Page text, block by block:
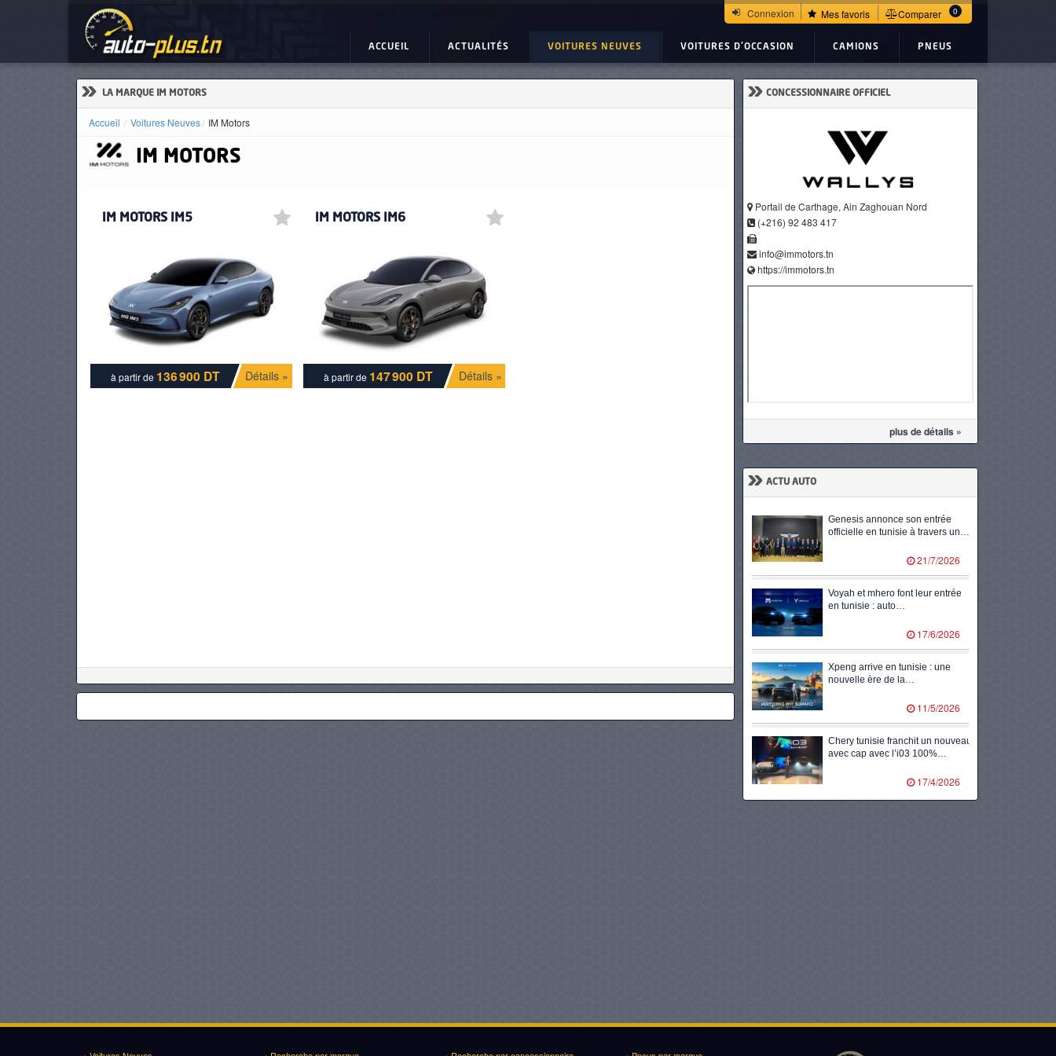
Connexion Mes favoris Comparer 0
ACCUEIL ACTUALITÉS VOITURES NEUVES VOITURES D'OCCASION CAMIONS PNEUS
» LA MARQUE IM MOTORS
Accueil Voitures Neuves IM Motors
IM MOTORS
IM MOTORS IM5
à partir de 136 900 DT Détails »
IM MOTORS IM6
à partir de 147 900 DT Détails »
» CONCESSIONNAIRE OFFICIEL
Portail de Carthage, Ain Zaghouan Nord
(+216) 92 483 417
info@immotors.tn
https://immotors.tn
plus de détails »
» ACTU AUTO
Genesis annonce son entrée
officielle en tunisie à travers un…
21/7/2026
Voyah et mhero font leur entrée
en tunisie : auto…
17/6/2026
Xpeng arrive en tunisie : une
nouvelle ère de la…
11/5/2026
Chery tunisie franchit un nouveau
avec cap avec l’i03 100%…
17/4/2026
grâce à des solutions…
ACTUALITÉS